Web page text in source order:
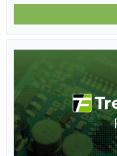
势将持续分化，SLC维持